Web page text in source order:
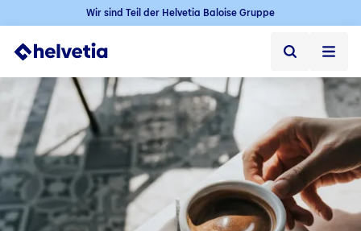
Wir sind Teil der Helvetia Baloise Gruppe
Privatkunden
Firmenkunden
Vertriebspartner
Unternehmen